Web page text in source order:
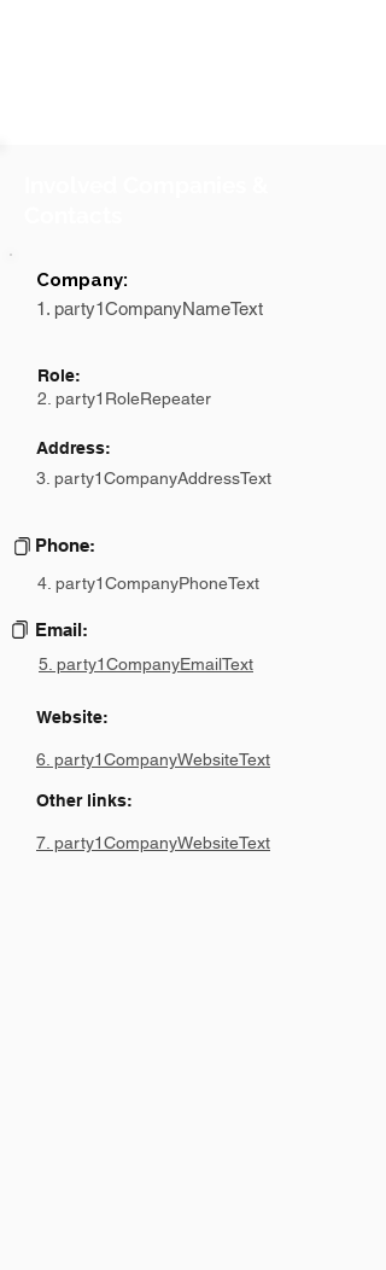
Company:
1. party1CompanyNameText
Role:
2. party1RoleRepeater
Address:
3. party1CompanyAddressText
Phone:
4. party1CompanyPhoneText
Email:
5. party1CompanyEmailText
Website:
6. party1CompanyWebsiteText
Other links:
7. party1CompanyWebsiteText